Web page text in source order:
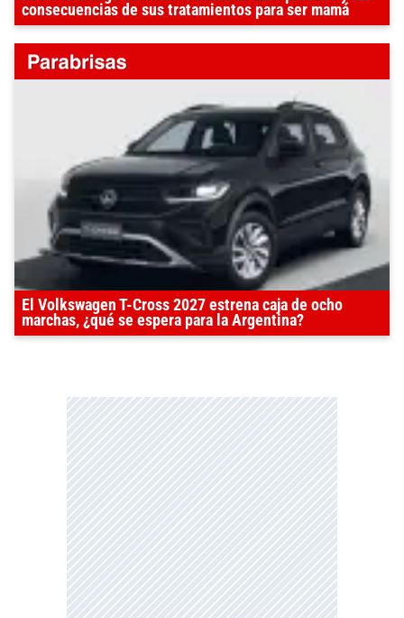
consecuencias de sus tratamientos para ser mamá
El Volkswagen T-Cross 2027 estrena caja de ocho
marchas, ¿qué se espera para la Argentina?